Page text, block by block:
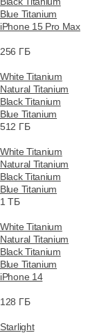
Blue Titanium
iPhone 15 Pro Max
256 ГБ
White Titanium
Natural Titanium
Black Titanium
Blue Titanium
512 ГБ
White Titanium
Natural Titanium
Black Titanium
Blue Titanium
1 ТБ
White Titanium
Natural Titanium
Black Titanium
Blue Titanium
iPhone 14
128 ГБ
Starlight